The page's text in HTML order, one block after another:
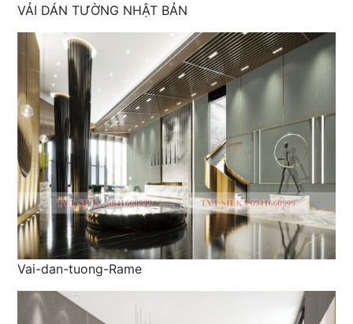
VẢI DÁN TƯỜNG NHẬT BẢN
Vai-dan-tuong-Rame